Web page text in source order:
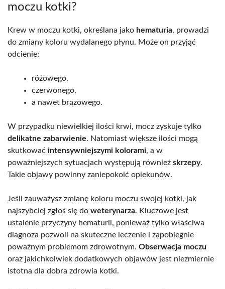
moczu kotki?
Krew w moczu kotki, określana jako hematuria, prowadzi
do zmiany koloru wydalanego płynu. Może on przyjąć
odcienie:
różowego,
czerwonego,
a nawet brązowego.
W przypadku niewielkiej ilości krwi, mocz zyskuje tylko
delikatne zabarwienie. Natomiast większe ilości mogą
skutkować intensywniejszymi kolorami, a w
poważniejszych sytuacjach występują również skrzepy.
Takie objawy powinny zaniepokoić opiekunów.
Jeśli zauważysz zmianę koloru moczu swojej kotki, jak
najszybciej zgłoś się do weterynarza. Kluczowe jest
ustalenie przyczyny hematurii, ponieważ tylko właściwa
diagnoza pozwoli na skuteczne leczenie i zapobiegnie
poważnym problemom zdrowotnym. Obserwacja moczu
oraz jakichkolwiek dodatkowych objawów jest niezmiernie
istotna dla dobra zdrowia kotki.